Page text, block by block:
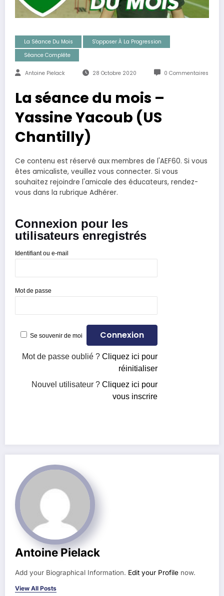
La Séance Du Mois
S'opposer À La Progression
Séance Compléte
Antoine Pielack 28 Octobre 2020 0 Commentaires
La séance du mois –
Yassine Yacoub (US
Chantilly)
Ce contenu est réservé aux membres de l'AEF60. Si vous
êtes amicaliste, veuillez vous connecter. Si vous
souhaitez rejoindre l'amicale des éducateurs, rendez-
vous dans la rubrique Adhérer.
Connexion pour les
utilisateurs enregistrés
Identifiant ou e-mail
Mot de passe
Se souvenir de moi
Mot de passe oublié ?Cliquez ici pour
réinitialiser
Nouvel utilisateur ?Cliquez ici pour
vous inscrire
Antoine Pielack
Add your Biographical Information. Edit your Profile now.
View All Posts